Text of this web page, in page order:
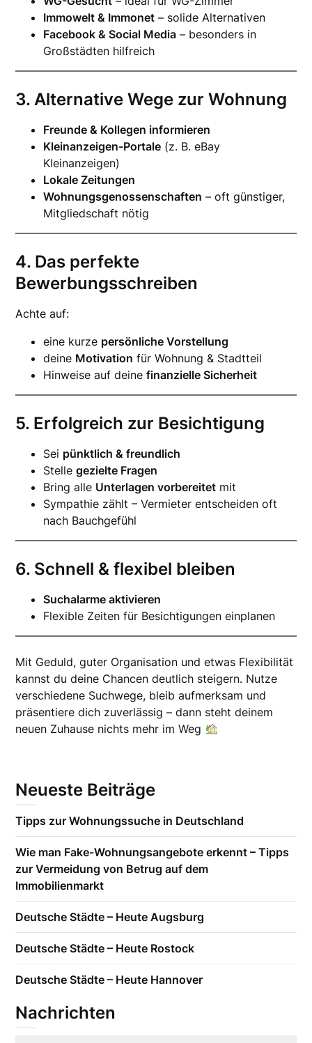
Immowelt & Immonet – solide Alternativen
Facebook & Social Media – besonders in
Großstädten hilfreich
3. Alternative Wege zur Wohnung
Freunde & Kollegen informieren
Kleinanzeigen-Portale (z. B. eBay
Kleinanzeigen)
Lokale Zeitungen
Wohnungsgenossenschaften – oft günstiger,
Mitgliedschaft nötig
4. Das perfekte
Bewerbungsschreiben
Achte auf:
eine kurze persönliche Vorstellung
deine Motivation für Wohnung & Stadtteil
Hinweise auf deinefinanzielle Sicherheit
5. Erfolgreich zur Besichtigung
Sei pünktlich & freundlich
Stellegezielte Fragen
Bring alle Unterlagen vorbereitet mit
Sympathie zählt – Vermieter entscheiden oft
nach Bauchgefühl
6. Schnell & flexibel bleiben
Suchalarme aktivieren
Flexible Zeiten für Besichtigungen einplanen
Mit Geduld, guter Organisation und etwas Flexibilität
kannst du deine Chancen deutlich steigern. Nutze
verschiedene Suchwege, bleib aufmerksam und
präsentiere dich zuverlässig – dann steht deinem
neuen Zuhause nichts mehr im Weg
Neueste Beiträge
Tipps zur Wohnungssuche in Deutschland
Wie man Fake-Wohnungsangebote erkennt – Tipps
zur Vermeidung von Betrug auf dem
Immobilienmarkt
Deutsche Städte – Heute Augsburg
Deutsche Städte – Heute Rostock
Deutsche Städte – Heute Hannover
Nachrichten